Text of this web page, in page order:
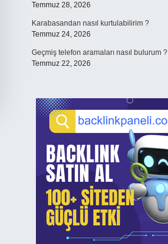
Temmuz 28, 2026
Karabasandan nasıl kurtulabilirim ?
Temmuz 24, 2026
Geçmiş telefon aramaları nasıl bulurum ?
Temmuz 22, 2026